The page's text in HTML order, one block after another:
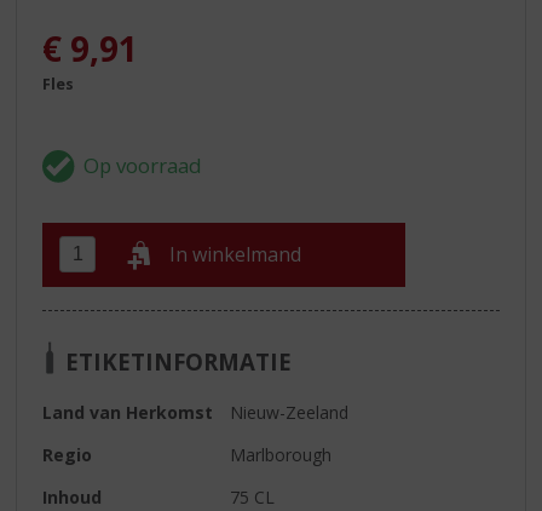
€ 9,91
Fles
In winkelmand
ETIKETINFORMATIE
Land van Herkomst
Nieuw-Zeeland
Regio
Marlborough
Inhoud
75 CL